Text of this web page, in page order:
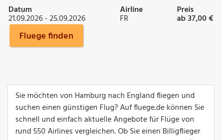
Datum
21.09.2026 - 25.09.2026
Airline
FR
Preis
ab 37,00 €
Fluege finden
Sie möchten von Hamburg nach England fliegen und
suchen einen günstigen Flug? Auf fluege.de können Sie
schnell und einfach aktuelle Angebote für Flüge von
rund 550 Airlines vergleichen. Ob Sie einen Billigflieger